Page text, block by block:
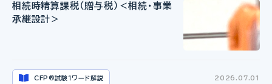
相続時精算課税（贈与税）＜相続・事業
承継設計＞
CFP ®試験１ワード解説 2026.07.01